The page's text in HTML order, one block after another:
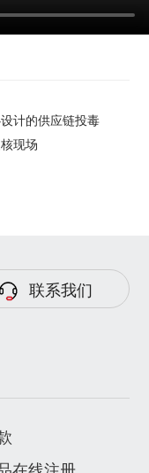
计的供应链投毒
现场
联系我们